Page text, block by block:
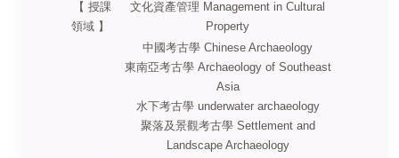
【 授課
領域 】
文化資產管理 Management in Cultural
Property
中國考古學 Chinese Archaeology
東南亞考古學 Archaeology of Southeast
Asia
水下考古學 underwater archaeology
聚落及景觀考古學 Settlement and
Landscape Archaeology